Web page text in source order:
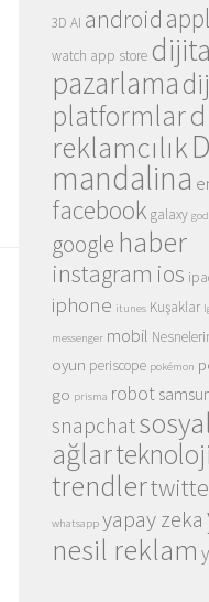
3D AI android
watch app store
pazarlama
platformlar
reklamcılık
mandalina
facebookgalaxy
google haber
instagram ios
iphone itunes Kuşaklar
messenger mobil
oyun periscope pokémon
go prisma robot
snapchatsosyal
ağlarteknoloji
trendler
whatsapp yapay zeka
nesil reklam